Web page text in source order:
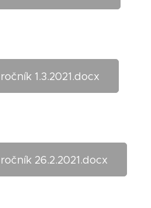
1.3.2021.docx
26.2.2021.docx